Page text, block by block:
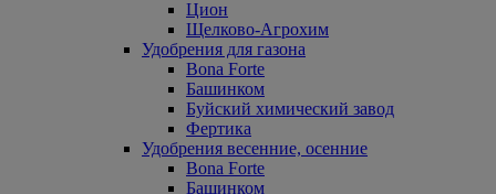
Цион
Щелково-Агрохим
Удобрения для газона
Bona Forte
Башинком
Буйский химический завод
Фертика
Удобрения весенние, осенние
Bona Forte
Башинком